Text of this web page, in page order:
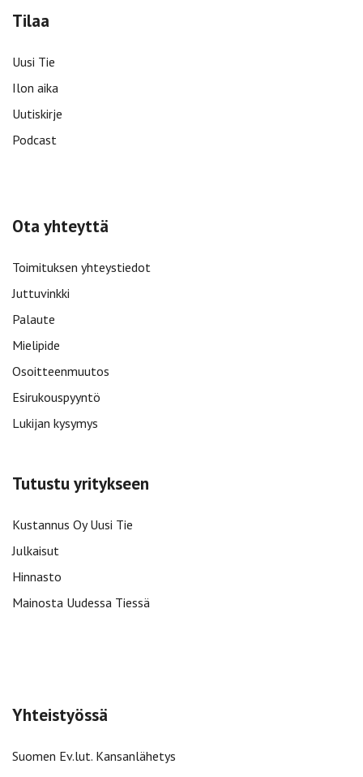
Tilaa
Uusi Tie
Ilon aika
Uutiskirje
Podcast
Ota yhteyttä
Toimituksen yhteystiedot
Juttuvinkki
Palaute
Mielipide
Osoitteenmuutos
Esirukouspyyntö
Lukijan kysymys
Tutustu yritykseen
Kustannus Oy Uusi Tie
Julkaisut
Hinnasto
Mainosta Uudessa Tiessä
Yhteistyössä
Suomen Ev.lut. Kansanlähetys